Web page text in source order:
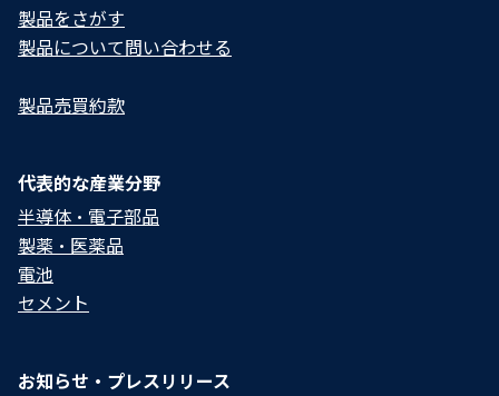
製品をさがす
製品について問い合わせる​
製品売買約款
代表的な産業分野
半導体・電子部品
製薬・医薬品
電池
セメント
お知らせ・プレスリリース